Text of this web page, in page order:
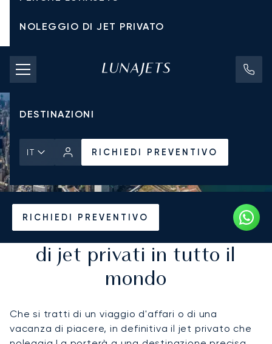
NOLEGGIO DI JET PRIVATO
TARIFFE DI NOLEGGIO
JET PRIVATI
DESTINAZIONI
IT RICHIEDI PREVENTIVO
RICHIEDI PREVENTIVO
Destinazioni per il noleggio
di jet privati in tutto il
mondo
Che si tratti di un viaggio d'affari o di una
vacanza di piacere, in definitiva il jet privato che